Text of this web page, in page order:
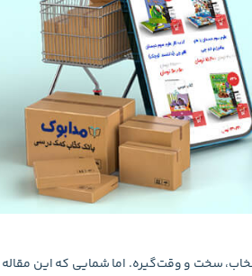
سخت و وقت‌گیره. اما شمایی که این مقاله